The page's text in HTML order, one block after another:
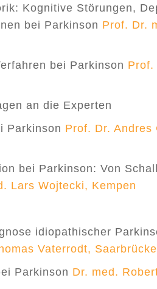
Kognitive Störungen,
bei Parkinson Prof. Dr.
bei Parkinson Prof.
an die Experten
Parkinson Prof. Dr. Andres
bei Parkinson: Von
Lars Wojtecki, Kempen
idiopathischer
Vaterrodt,
Parkinson Dr. med.